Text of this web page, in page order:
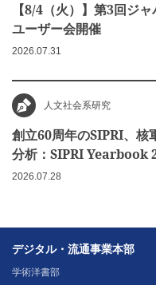
【8/4（火）】第3回ジ
ユーザー会開催
2026.07.31
人文社会系研究
創立60周年のSIPRI、核
分析：SIPRI Yearbook
2026.07.28
デジタル・流通事業本部
学術洋書部